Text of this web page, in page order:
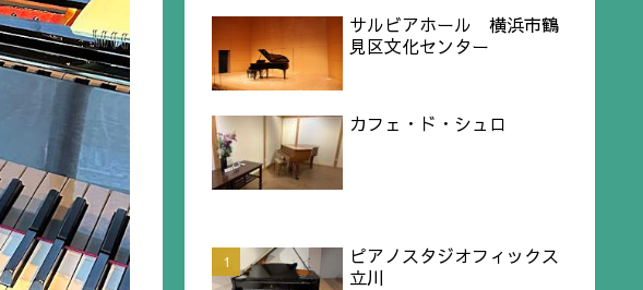
サルビアホール 横浜市鶴
見区文化センター
カフェ・ド・シュロ
ピアノスタジオフィックス
立川